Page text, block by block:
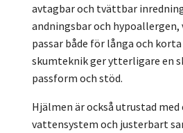
avtagbar och tvättbar
andningsbar och
passar både för långa och
skumteknik ger ytterligare en
passform och stöd.
Hjälmen är också utrustad
vattensystem och justerbart